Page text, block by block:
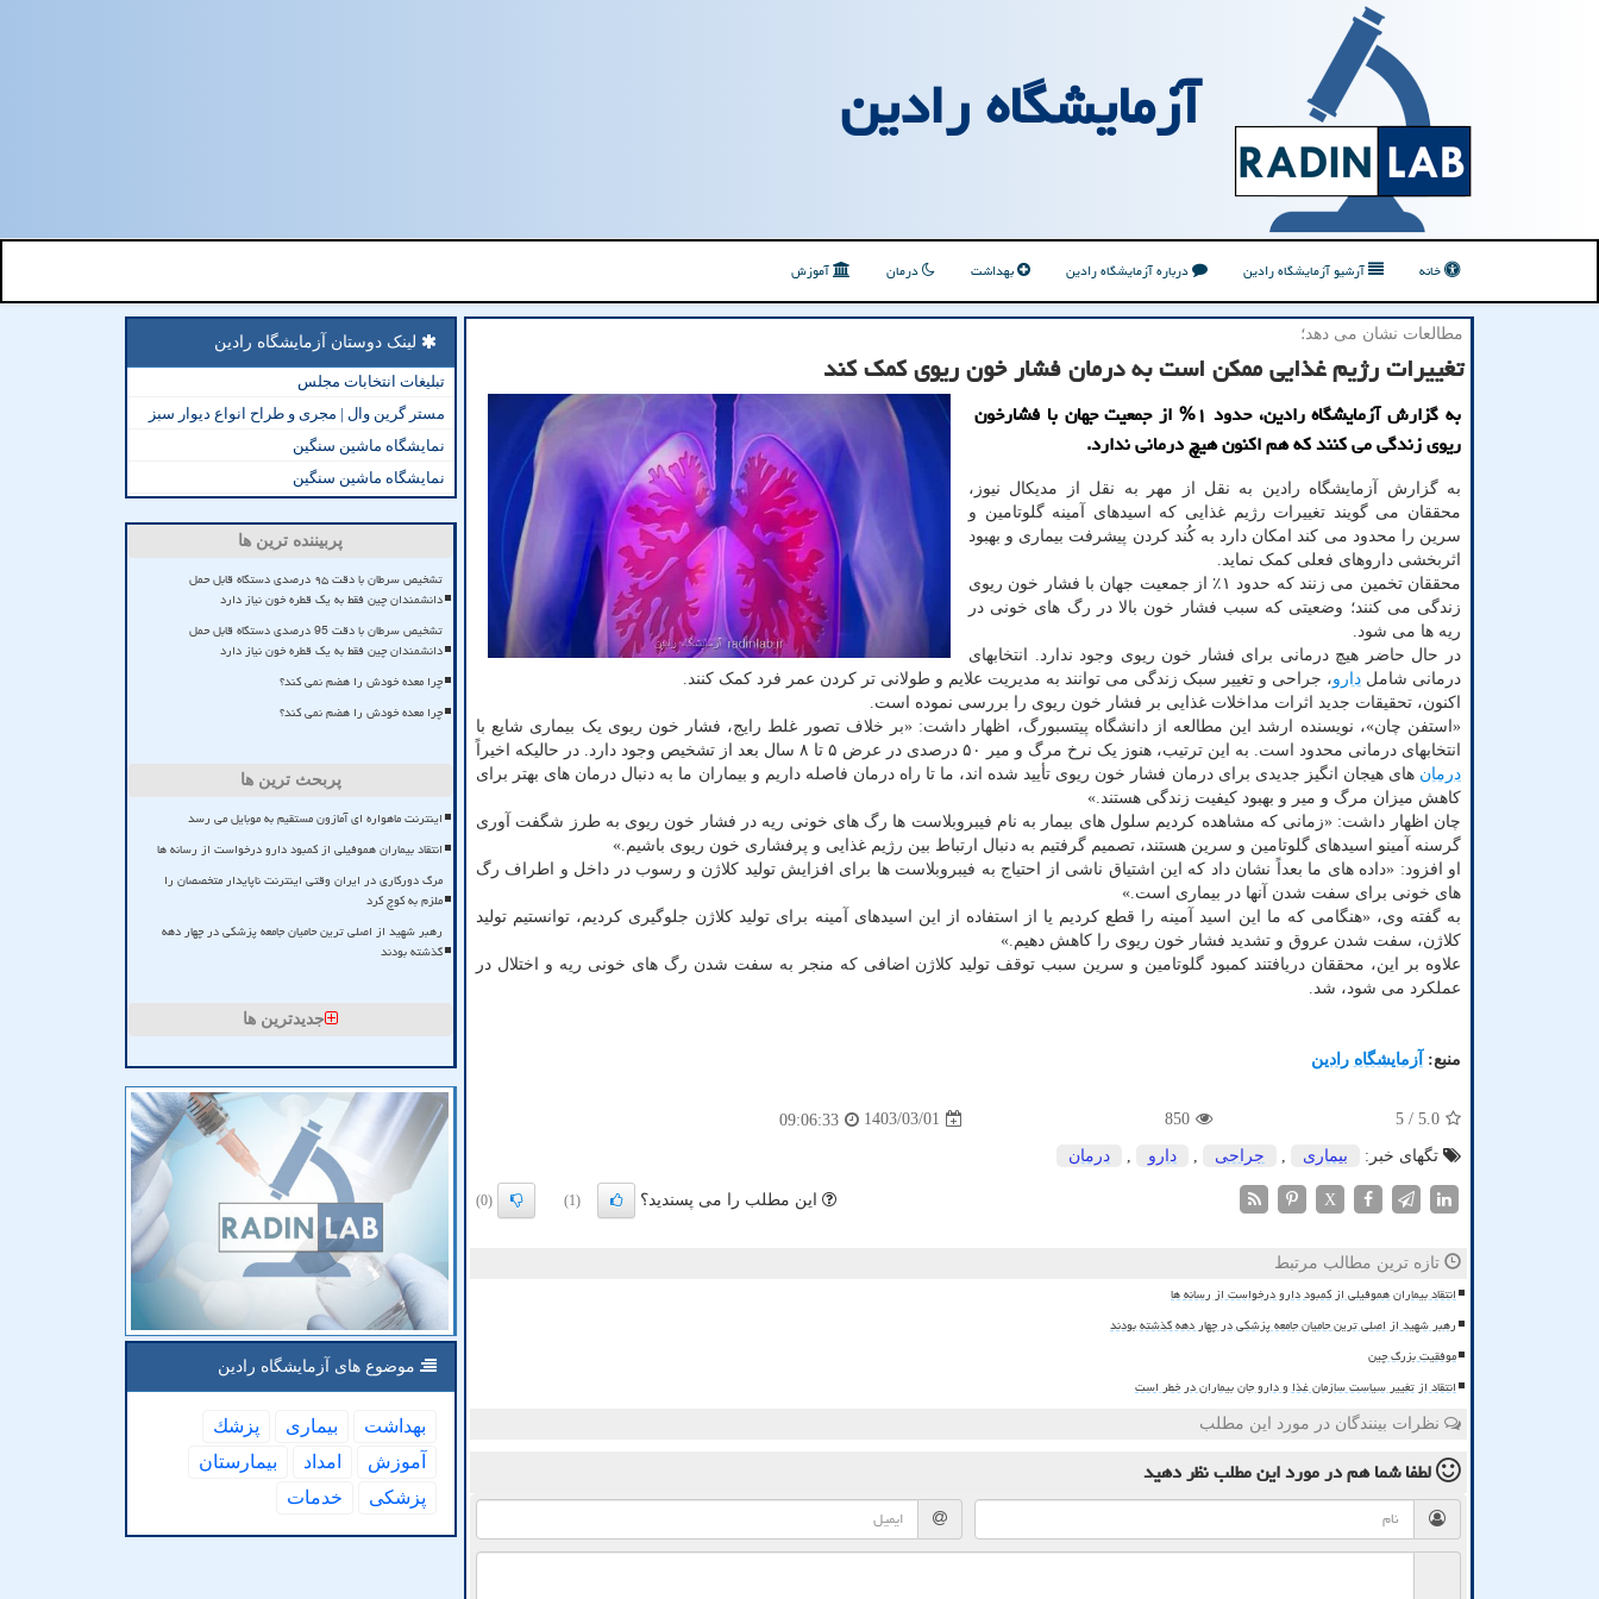
آزمایشگاه رادین
خانه آرشیو آزمایشگاه رادین درباره آزمایشگاه رادین بهداشت درمان آموزش
مطالعات نشان می دهد؛
تغییرات رژیم غذایی ممکن است به درمان فشار خون ریوی کمک کند
به گزارش آزمایشگاه رادین، حدود ۱% از جمعیت جهان با فشارخون
ریوی زندگی می کنند که هم اکنون هیچ درمانی ندارد.
به گزارش آزمایشگاه رادین به نقل از مهر به نقل از مدیکال نیوز،
محققان می گویند تغییرات رژیم غذایی که اسیدهای آمینه گلوتامین و
سرین را محدود می کند امکان دارد به کُند کردن پیشرفت بیماری و بهبود
اثربخشی داروهای فعلی کمک نماید.
محققان تخمین می زنند که حدود ۱٪ از جمعیت جهان با فشار خون ریوی
زندگی می کنند؛ وضعیتی که سبب فشار خون بالا در رگ های خونی در
ریه ها می شود.
در حال حاضر هیچ درمانی برای فشار خون ریوی وجود ندارد. انتخابهای
درمانی شامل دارو، جراحی و تغییر سبک زندگی می توانند به مدیریت علایم و طولانی تر کردن عمر فرد کمک کنند.
اکنون، تحقیقات جدید اثرات مداخلات غذایی بر فشار خون ریوی را بررسی نموده است.
«استفن چان»، نویسنده ارشد این مطالعه از دانشگاه پیتسبورگ، اظهار داشت: «بر خلاف تصور غلط رایج، فشار خون ریوی یک بیماری شایع با
انتخابهای درمانی محدود است. به این ترتیب، هنوز یک نرخ مرگ و میر ۵۰ درصدی در عرض ۵ تا ۸ سال بعد از تشخیص وجود دارد. در حالیکه اخیراً
درمان های هیجان انگیز جدیدی برای درمان فشار خون ریوی تأیید شده اند، ما تا راه درمان فاصله داریم و بیماران ما به دنبال درمان های بهتر برای
کاهش میزان مرگ و میر و بهبود کیفیت زندگی هستند.»
چان اظهار داشت: «زمانی که مشاهده کردیم سلول های بیمار به نام فیبروبلاست ها رگ های خونی ریه در فشار خون ریوی به طرز شگفت آوری
گرسنه آمینو اسیدهای گلوتامین و سرین هستند، تصمیم گرفتیم به دنبال ارتباط بین رژیم غذایی و پرفشاری خون ریوی باشیم.»
او افزود: «داده های ما بعداً نشان داد که این اشتیاق ناشی از احتیاج به فیبروبلاست ها برای افزایش تولید کلاژن و رسوب در داخل و اطراف رگ
های خونی برای سفت شدن آنها در بیماری است.»
به گفته وی، «هنگامی که ما این اسید آمینه را قطع کردیم یا از استفاده از این اسیدهای آمینه برای تولید کلاژن جلوگیری کردیم، توانستیم تولید
کلاژن، سفت شدن عروق و تشدید فشار خون ریوی را کاهش دهیم.»
علاوه بر این، محققان دریافتند کمبود گلوتامین و سرین سبب توقف تولید کلاژن اضافی که منجر به سفت شدن رگ های خونی ریه و اختلال در
عملکرد می شود، شد.
منبع: آزمایشگاه رادین
5.0
/ 5
850
1403/03/01
09:06:33
تگهای خبر:
بیماری جراحی دارو درمان
X این مطلب را می پسندید؟ (1)
(0)
تازه ترین مطالب مرتبط
انتقاد بیماران هموفیلی از کمبود دارو درخواست از رسانه ها
رهبر شهید از اصلی ترین حامیان جامعه پزشکی در چهار دهه گذشته بودند
موفقیت بزرگ چین
انتقاد از تغییر سیاست سازمان غذا و دارو جان بیماران در خطر است
نظرات بینندگان در مورد این مطلب
لطفا شما همدر مورد این مطلبنظر دهید
لینک دوستان آزمایشگاه رادین
تبلیغات انتخابات مجلس
مستر گرین وال | مجری و طراح انواع دیوار سبز
نمایشگاه ماشین سنگین
نمایشگاه ماشین سنگین
پربیننده ترین ها
تشخیص سرطان با دقت ۹۵ درصدی دستگاه قابل حمل
دانشمندان چین فقط به یک قطره خون نیاز دارد
تشخیص سرطان با دقت 95 درصدی دستگاه قابل حمل
دانشمندان چین فقط به یک قطره خون نیاز دارد
چرا معده خودش را هضم نمی کند؟
چرا معده خودش را هضم نمی کند؟
پربحث ترین ها
اینترنت ماهواره ای آمازون مستقیم به موبایل می رسد
انتقاد بیماران هموفیلی از کمبود دارو درخواست از رسانه ها
مرگ دورکاری در ایران وقتی اینترنت ناپایدار متخصصان را
ملزم به کوچ کرد
رهبر شهید از اصلی ترین حامیان جامعه پزشکی در چهار دهه
گذشته بودند
جدیدترین ها
موضوع های آزمایشگاه رادین
بهداشت بیماری
پزشك
آموزش
امداد
بیمارستان
پزشكی
خدمات